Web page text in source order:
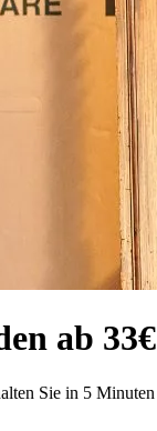
ab
Sie in 5